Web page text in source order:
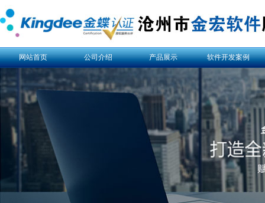
网站首页 公司介绍 产品展示 软件开发案例